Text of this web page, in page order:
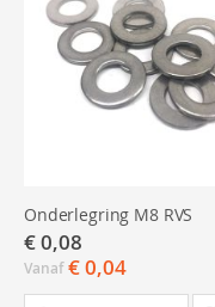
Onderlegring M8 RVS
€ 0,08
Vanaf € 0,04